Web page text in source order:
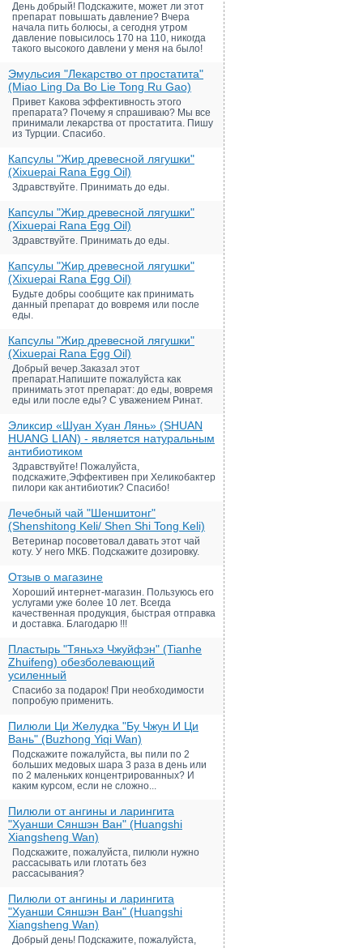
День добрый! Подскажите, может ли этот
препарат повышать давление? Вчера
начала пить болюсы, а сегодня утром
давление повысилось 170 на 110, никогда
такого высокого давлени у меня на было!
Эмульсия "Лекарство от простатита"
(Miao Ling Da Bo Lie Tong Ru Gao)
Привет Какова эффективность этого
препарата? Почему я спрашиваю? Мы все
принимали лекарства от простатита. Пишу
из Турции. Спасибо.
Капсулы "Жир древесной лягушки"
(Xixuepai Rana Egg Oil)
Здравствуйте. Принимать до еды.
Капсулы "Жир древесной лягушки"
(Xixuepai Rana Egg Oil)
Здравствуйте. Принимать до еды.
Капсулы "Жир древесной лягушки"
(Xixuepai Rana Egg Oil)
Будьте добры сообщите как принимать
данный препарат до вовремя или после
еды.
Капсулы "Жир древесной лягушки"
(Xixuepai Rana Egg Oil)
Добрый вечер.Заказал этот
препарат.Напишите пожалуйста как
принимать этот препарат: до еды, вовремя
еды или после еды? С уважением Ринат.
Эликсир «Шуан Хуан Лянь» (SHUAN
HUANG LIAN) - является натуральным
антибиотиком
Здравствуйте! Пожалуйста,
подскажите,Эффективен при Хеликобактер
пилори как антибиотик? Спасибо!
Лечебный чай "Шеншитонг"
(Shenshitong Keli/ Shen Shi Tong Keli)
Ветеринар посоветовал давать этот чай
коту. У него МКБ. Подскажите дозировку.
Отзыв о магазине
Хороший интернет-магазин. Пользуюсь его
услугами уже более 10 лет. Всегда
качественная продукция, быстрая отправка
и доставка. Благодарю !!!
Пластырь "Тяньхэ Чжуйфэн" (Tianhe
Zhuifeng) обезболевающий
усиленный
Спасибо за подарок! При необходимости
попробую применить.
Пилюли Ци Желудка "Бу Чжун И Ци
Вань" (Buzhong Yiqi Wan)
Подскажите пожалуйста, вы пили по 2
больших медовых шара 3 раза в день или
по 2 маленьких концентрированных? И
каким курсом, если не сложно...
Пилюли от ангины и ларингита
"Хуанши Сяншэн Ван" (Huangshi
Xiangsheng Wan)
Подскажите, пожалуйста, пилюли нужно
рассасывать или глотать без
рассасывания?
Пилюли от ангины и ларингита
"Хуанши Сяншэн Ван" (Huangshi
Xiangsheng Wan)
Добрый день! Подскажите, пожалуйста,